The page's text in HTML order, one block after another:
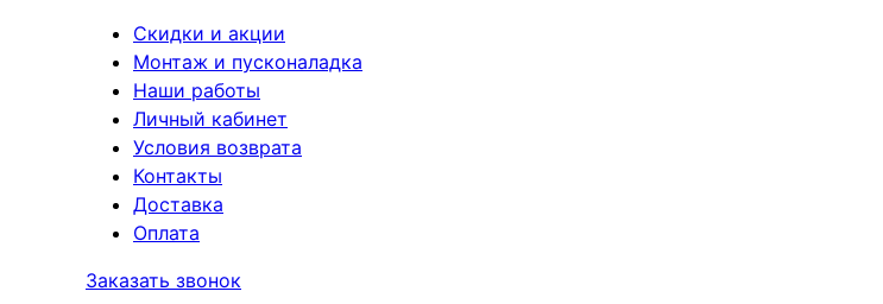
Скидки и акции
Монтаж и пусконаладка
Наши работы
Личный кабинет
Условия возврата
Контакты
Доставка
Оплата
Заказать звонок